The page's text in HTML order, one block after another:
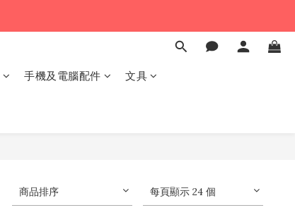
手機及電腦配件 文具
商品排序 每頁顯示 24 個